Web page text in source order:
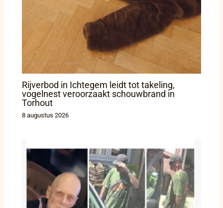
Rijverbod in Ichtegem leidt tot takeling,
vogelnest veroorzaakt schouwbrand in
Torhout
8 augustus 2026